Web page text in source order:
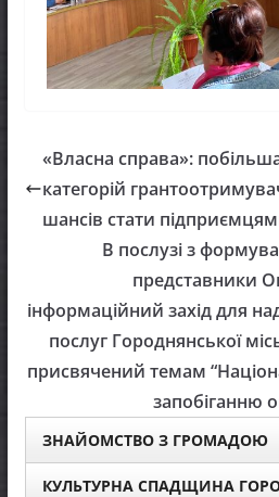
«Власна справа»:
категорій
шансів стати
В послузі з
представники
інформаційний захід для
послуг Городнянської
присвячений темам
запобіганню
ЗНАЙОМСТВО З ГРОМАДОЮ
КУЛЬТУРНА СПАДЩИНА